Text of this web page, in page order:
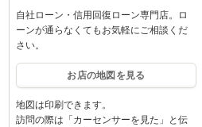
自社ローン・信用回復ローン専門店。ロ
ーンが通らなくてもお気軽にご相談くだ
さい。
お店の地図を見る
地図は印刷できます。
訪問の際は「カーセンサーを見た」と伝